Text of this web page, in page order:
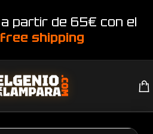
a partir de 65€ con el
free shipping